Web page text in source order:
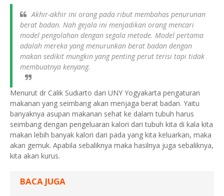
Akhir-akhir ini orang pada ribut membahas penurunan
berat badan. Nah gejala ini menjadikan orang mencari
model pengolahan dengan segala metode. Model pertama
adalah mereka yang menurunkan berat badan dengan
makan sedikit mungkin yang penting perut terisi tapi tidak
membuatnya kenyang.
Menurut dr Calik Sudiarto dari UNY Yogyakarta pengaturan
makanan yang seimbang akan menjaga berat badan. Yaitu
banyaknya asupan makanan sehat ke dalam tubuh harus
seimbang dengan pengeluaran kalori dari tubuh kita di kala kita
makan lebih banyak kalori dari pada yang kita keluarkan, maka
akan gemuk. Apabila sebaliknya maka hasilnya juga sebaliknya,
kita akan kurus.
BACA JUGA